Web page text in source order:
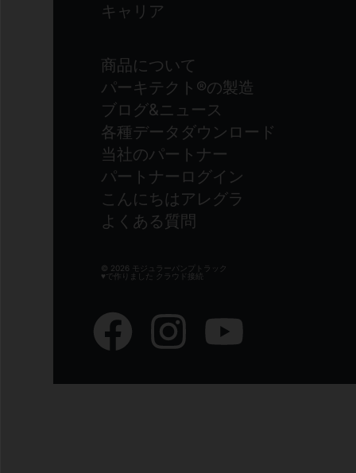
キャリア
商品について
パーキテクト®の製造
ブログ&ニュース
各種データダウンロード
当社のパートナー
パートナーログイン
こんにちはアレグラ
よくある質問
© 2026 モジュラーパンプトラック
♥で作りました
クラウド接続